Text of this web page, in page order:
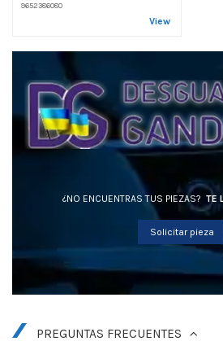
9652386080
View
¿NO ENCUENTRAS TUS PIEZAS? TE
Solicitar pieza
PREGUNTAS FRECUENTES